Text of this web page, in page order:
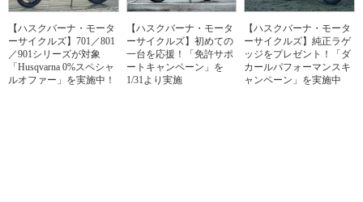
【ハスクバーナ・モータ
ーサイクルズ】701／801
／901シリーズが対象
「Husqvarna 0%スペシャ
ルオファー」を実施中！
【ハスクバーナ・モータ
ーサイクルズ】初めての
一台を応援！「免許サポ
ートキャンペーン」を
1/31より実施
【ハスクバーナ・モータ
ーサイクルズ】純正ラゲ
ッジをプレゼント！「ダ
カールパフォーマンスキ
ャンペーン」を実施中